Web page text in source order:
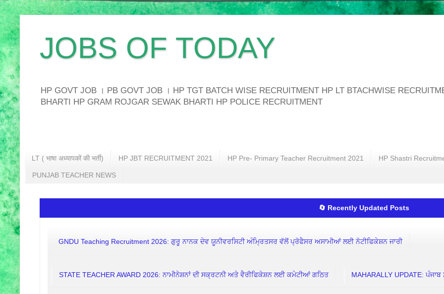
JOBS OF TODAY
HP GOVT JOB । PB GOVT JOB । HP TGT BATCH WISE RECRUITMENT HP LT BTACHWISE
BHARTI HP GRAM ROJGAR SEWAK BHARTI HP POLICE RECRUITMENT
LT ( भाषा अध्यापकों की भर्ती) HP JBT RECRUITMENT 2021 HP Pre- Primary Teacher Recruitment 2021 HP Shastri
PUNJAB TEACHER NEWS
🔄 Recently Updated Posts
GNDU Teaching Recruitment 2026: ਗੁਰੂ ਨਾਨਕ ਦੇਵ ਯੂਨੀਵਰਸਿਟੀ ਅੰਮ੍ਰਿਤਸਰ ਵੱਲੋਂ ਪ੍ਰੋਫੈਸਰ ਅਸਾਮੀਆਂ ਲਈ ਨੋਟੀਫਿਕੇਸ਼ਨ ਜਾਰੀ
STATE TEACHER AWARD 2026: ਨਾਮੀਨੇਸ਼ਨਾਂ ਦੀ ਸਕ੍ਰਟਨੀ ਅਤੇ ਵੈਰੀਫਿਕੇਸ਼ਨ ਲਈ ਕਮੇਟੀਆਂ ਗਠਿਤ MAHARALLY UPDATE: